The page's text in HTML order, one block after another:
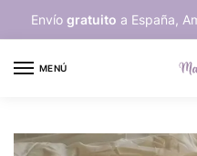
Envío gratuito a España,
MENÚ